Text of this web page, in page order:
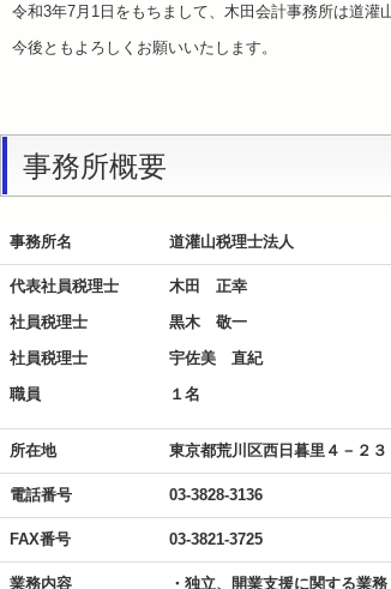
令和3年7月1日をもちまして、木田会計事務所は道灌
今後ともよろしくお願いいたします。
事務所概要
事務所名 道灌山税理士法人
代表社員税理士
社員税理士
社員税理士
職員
木田 正幸
黒木 敬一
宇佐美 直紀
１名
所在地 東京都荒川区西日暮里４－２
電話番号 03-3828-3136
FAX番号 03-3821-3725
業務内容 ・独立、開業支援に関する業務